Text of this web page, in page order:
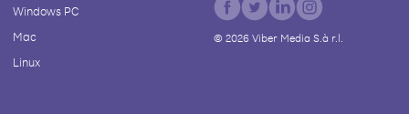
Windows PC
Mac
Linux
© 2026Viber Media S.à r.l.